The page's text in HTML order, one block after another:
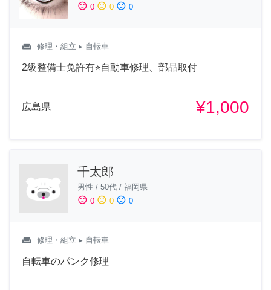
sentiment_satisfied 0 sentiment_neutral 0 sentiment_dissatisfied 0
weekend 修理・組立 ▸ 自転車
2級整備士免許有⭐︎自動車修理、部品取付
広島県 ¥1,000
千太郎
男性 / 50代 / 福岡県
sentiment_satisfied 0 sentiment_neutral 0 sentiment_dissatisfied 0
weekend 修理・組立 ▸ 自転車
自転車のパンク修理